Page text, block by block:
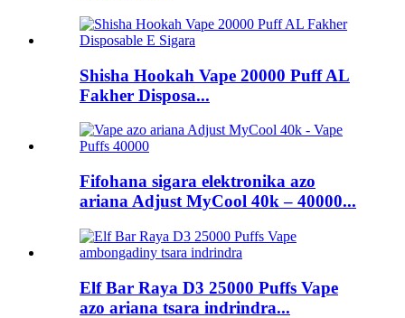
Shisha Hookah Vape 20000 Puff AL
Fakher Disposa...
Fifohana sigara elektronika azo
ariana Adjust MyCool 40k – 40000...
Elf Bar Raya D3 25000 Puffs Vape
azo ariana tsara indrindra...